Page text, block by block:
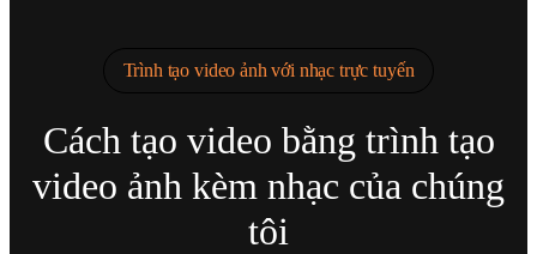
Trình tạo video ảnh với nhạc trực tuyến
Cách tạo video bằng trình tạo
video ảnh kèm nhạc của chúng
tôi